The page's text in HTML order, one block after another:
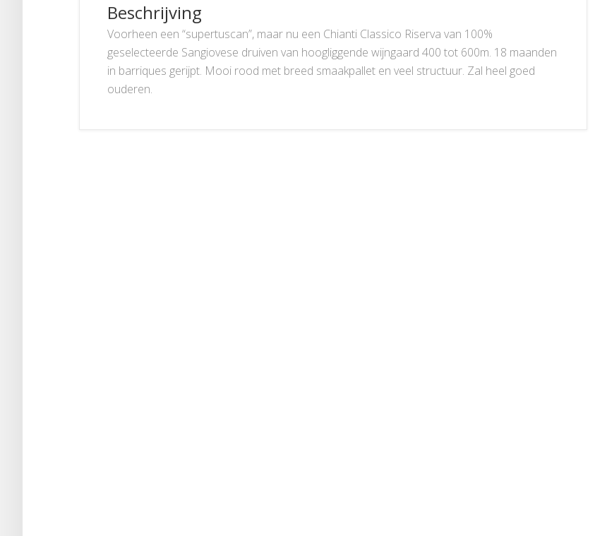
Beschrijving
Voorheen een “supertuscan”, maar nu een Chianti Classico Riserva van 100%
geselecteerde Sangiovese druiven van hoogliggende wijngaard 400 tot 600m. 18 maanden
in barriques gerijpt. Mooi rood met breed smaakpallet en veel structuur. Zal heel goed
ouderen.